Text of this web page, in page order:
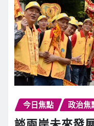
今日焦點 政治焦